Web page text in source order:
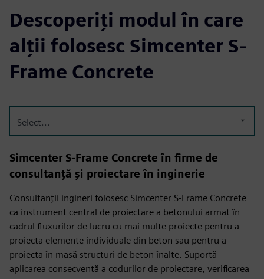
Descoperiți modul în care
alții folosesc Simcenter S-
Frame Concrete
Select...
Simcenter S-Frame Concrete în firme de
consultanță și proiectare în inginerie
Consultanții ingineri folosesc Simcenter S-Frame Concrete
ca instrument central de proiectare a betonului armat în
cadrul fluxurilor de lucru cu mai multe proiecte pentru a
proiecta elemente individuale din beton sau pentru a
proiecta în masă structuri de beton înalte. Suportă
aplicarea consecventă a codurilor de proiectare, verificarea